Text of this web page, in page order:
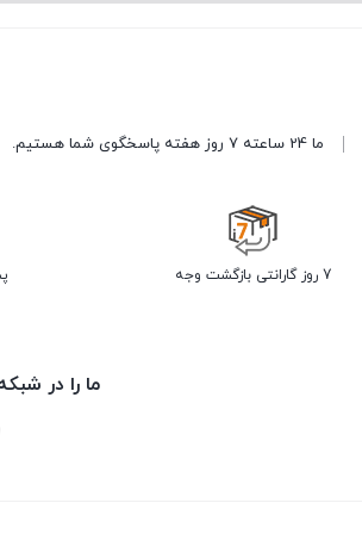
ما 24 ساعته 7 روز هفته پاسخگوی شما هستیم.
7 روز گارانتی بازگشت وجه
ما را در